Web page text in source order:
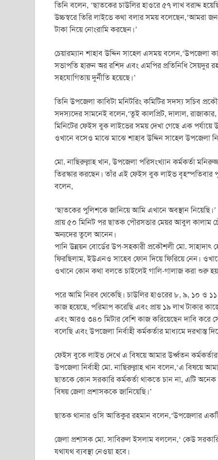
তিনি বলেন, ‘ছাতকের চাউলির হাওরে ৫৭ লাখ বরাদ্দ
উচ্চস্বরে তিরি লাইভে কথা বলার সময় বলেছেন,‘আমরা
টাকা নিয়ে নোংরামি করছেন।’
চেয়ারম্যান শাহাব উদ্দিন সাহেল এসময় বলেন,‘উপজেলা
সভাপতি হারুন অর রশিদ এবং এমপির প্রতিনিধি সৈয়দুর
সহযোগিতায় দুর্নীতি হয়েছে।’
তিনি উপজেলা কাবিটা মনিটরিং কমিটির সদস্য সচিব
সদস্যদের সামনেই বলেন,‘তুই কালপ্রিট, দালাল,
মিনিটের ফেইস বুক লাইভের সময় দেখা গেছে এক পর্যায়ে
ওখানে বসেও মাঝে মাঝে শাহাব উদ্দিন সাহেল উপজেলা
মো. নাছিরুল্লাহ খান, উপজেলা পরিসংখ্যান কর্মকর্তা
তিরস্কার করছেন। তাঁর এই ফেইস বুক লাইভ বৃহস্পতিবার
বলেন,
‘ছাতকের পুলিশকে জানিয়ে আমি এখানে অবস্থান নিয়েছি।’
প্রায় ৫০ মিনিট পর ছাতক পৌরসভার মেয়র আবুল কালাম
অন্যদের তুলে আনেন।
পানি উন্নয়ন বোর্ডের উপ-সহকারী প্রকৌশলী মো.
ফিরছিলাম, ইউএনও সাহেব ফোন দিয়ে ফিরিয়ে নেন।
ওখানে কোন কথা বলতে চাইলেই গালি-গালাজ করা শুরু
পরে আমি নিরব থেকেছি। চাউলির হাওরের ৮, ৯, ১০ ও
কাজ হয়েছে, পরিমাপ করেছি এবং প্রায় ১৯ লাখ টাকার
এবং আরও ৩৪০ মিটার বেশি কাজ করিয়েছেন দাবি করে
বলেছি এবং উপজেলা নির্বাহী কর্মকর্তার মাধ্যমে দরখাস্ত
ফেইস বুকে লাইভ দেখে এ বিষয়ে আমার উর্ধ্বতন
উপজেলা নির্বাহী মো. নাছিরুল্লাহ খান বলেন,‘এ
ছাতকে কোন সরকারি কর্মকর্তা থাকতে চান না, এটি
বিষয় জেলা প্রশাসককে জানিয়েছি।’
ছাতক থানার ওসি আতিকুর রহমান বলেন,‘উপজেলার
জেলা প্রশাসক মো. সাবিরুল ইসলাম বললেন,‘ কেউ
যথাযথ ব্যবস্থা নেওয়া হবে।